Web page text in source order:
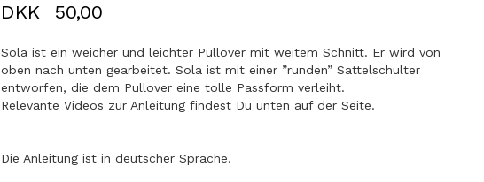
DKK 50,00
Sola ist ein weicher und leichter Pullover mit weitem Schnitt. Er wird von
oben nach unten gearbeitet. Sola ist mit einer ”runden” Sattelschulter
entworfen, die dem Pullover eine tolle Passform verleiht.
Relevante Videos zur Anleitung findest Du unten auf der Seite.
Die Anleitung ist in deutscher Sprache.